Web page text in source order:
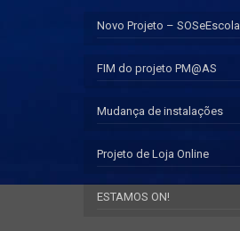
Novo Projeto – SOSeEscola
FIM do projeto PM@AS
Mudança de instalações
Projeto de Loja Online
ESTAMOS ON!